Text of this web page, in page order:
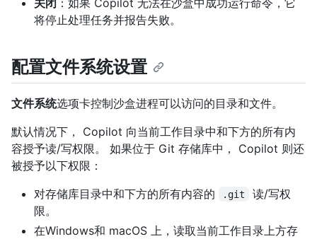
将停止处理任务并报告失败。
配置文件系统设置
文件系统选项卡控制沙盒进程可以访问的目录和文件。
默认情况下， Copilot 向当前工作目录中和下方的所有内
容授予读/写权限。 如果位于 Git 存储库中， Copilot 则还
被授予以下权限：
对存储库目录中和下方的所有内容的
.git
读/写权
限。
在Windows和 macOS 上，读取当前工作目录上方存